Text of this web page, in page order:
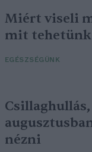
Miért viseli
mit tehetünk
EGÉSZSÉGÜNK
nézni